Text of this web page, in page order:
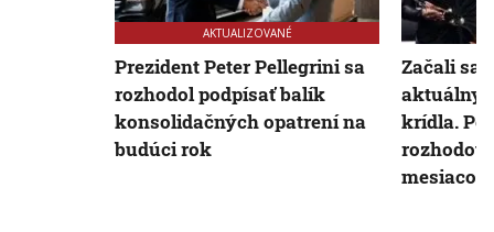
AKTUALIZOVANÉ
Prezident Peter Pellegrini sa
rozhodol podpísať balík
konsolidačných opatrení na
budúci rok
Začali sa
aktuálny
krídla.
mesiacov